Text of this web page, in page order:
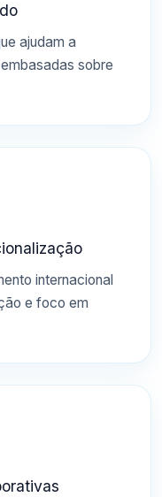
ajudam a
sobre
internacional
e foco em